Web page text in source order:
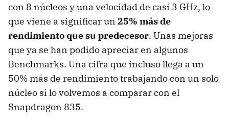
con 8 núcleos y una velocidad de casi 3 GHz, lo
que viene a significar un 25% más de
rendimiento que su predecesor. Unas mejoras
que ya se han podido apreciar en algunos
Benchmarks. Una cifra que incluso llega a un
50% más de rendimiento trabajando con un solo
núcleo si lo volvemos a comparar con el
Snapdragon 835.